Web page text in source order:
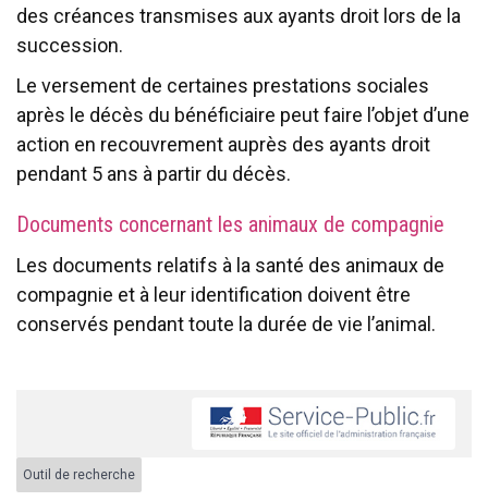
des créances transmises aux ayants droit lors de la
succession.
Le versement de certaines prestations sociales
après le décès du bénéficiaire peut faire l’objet d’une
action en recouvrement auprès des ayants droit
pendant 5 ans à partir du décès.
Documents concernant les animaux de compagnie
Les documents relatifs à la santé des animaux de
compagnie et à leur identification doivent être
conservés pendant toute la durée de vie l’animal.
Outil de recherche